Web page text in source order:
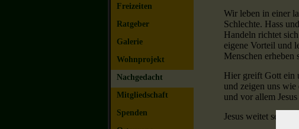
Freizeiten
Ratgeber
Galerie
Wohnprojekt
Nachgedacht
Mitgliedschaft
Spenden
Wir leben in einer
Schlechte. Hass
Handeln richtet
eigene Vorteil und
Menschen erheben
Hier greift Gott ein
und zeigen uns
und vor allem
Jesus weitet